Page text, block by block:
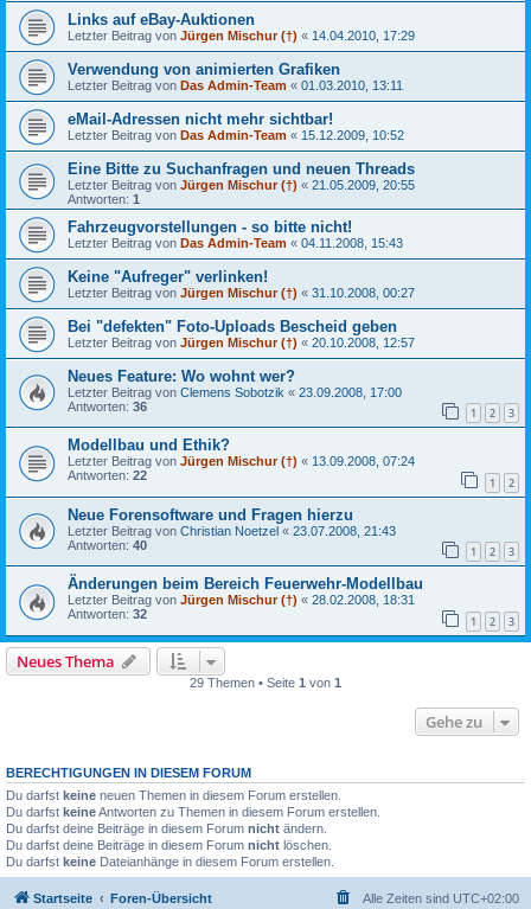
Links auf eBay-Auktionen
Letzter Beitrag von Jürgen Mischur (†) « 14.04.2010, 17:29
Verwendung von animierten Grafiken
Letzter Beitrag von Das Admin-Team « 01.03.2010, 13:11
eMail-Adressen nicht mehr sichtbar!
Letzter Beitrag von Das Admin-Team « 15.12.2009, 10:52
Eine Bitte zu Suchanfragen und neuen Threads
Letzter Beitrag von Jürgen Mischur (†) « 21.05.2009, 20:55
Antworten: 1
Fahrzeugvorstellungen - so bitte nicht!
Letzter Beitrag von Das Admin-Team « 04.11.2008, 15:43
Keine "Aufreger" verlinken!
Letzter Beitrag von Jürgen Mischur (†) « 31.10.2008, 00:27
Bei "defekten" Foto-Uploads Bescheid geben
Letzter Beitrag von Jürgen Mischur (†) « 20.10.2008, 12:57
Neues Feature: Wo wohnt wer?
Letzter Beitrag von Clemens Sobotzik « 23.09.2008, 17:00
Antworten: 36 1 2 3
Modellbau und Ethik?
Letzter Beitrag von Jürgen Mischur (†) « 13.09.2008, 07:24
Antworten: 22 1 2
Neue Forensoftware und Fragen hierzu
Letzter Beitrag von Christian Noetzel « 23.07.2008, 21:43
Antworten: 40 1 2 3
Änderungen beim Bereich Feuerwehr-Modellbau
Letzter Beitrag von Jürgen Mischur (†) « 28.02.2008, 18:31
Antworten: 32 1 2 3
Neues Thema
29 Themen • Seite 1 von 1
Gehe zu
BERECHTIGUNGEN IN DIESEM FORUM
Du darfst keine neuen Themen in diesem Forum erstellen.
Du darfst keineAntworten zu Themen in diesem Forum erstellen.
Du darfst deine Beiträge in diesem Forum nicht ändern.
Du darfst deine Beiträge in diesem Forum nicht löschen.
Du darfst keine Dateianhänge in diesem Forum erstellen.
Startseite Foren-Übersicht Alle Zeiten sind UTC+02:00